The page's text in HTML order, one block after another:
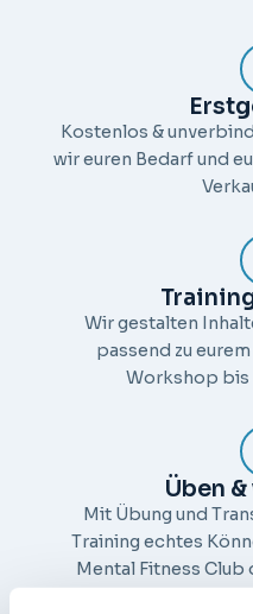
Kostenlos &
wir euren Bedarf und
Wir gestalten
passend zu
Workshop bis
Üben
Mit Übung und
Training echtes
Mental Fitness